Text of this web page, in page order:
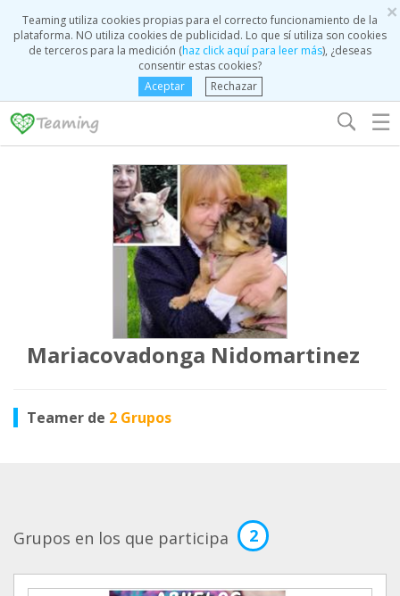
×
Teaming utiliza cookies propias para el correcto funcionamiento de la
plataforma. NO utiliza cookies de publicidad. Lo que sí utiliza son cookies
de terceros para la medición (haz click aquí para leer más), ¿deseas
consentir estas cookies?
Aceptar
Rechazar
☰
Mariacovadonga Nidomartinez
Teamer de 2 Grupos
Grupos en los que participa 2